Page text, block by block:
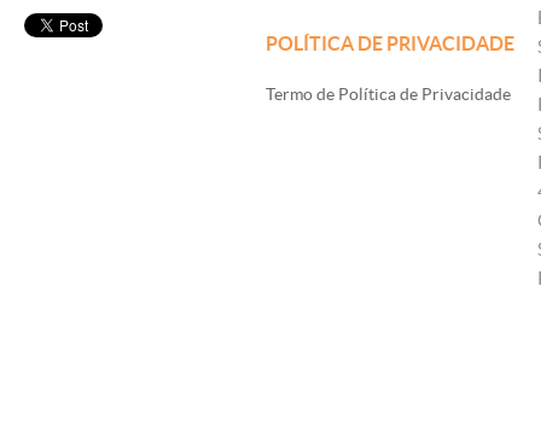
POLÍTICA DE PRIVACIDADE
Termo de Política de Privacidade